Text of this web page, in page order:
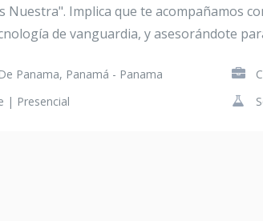
Nuestra". Implica que te acompañamos
de vanguardia, y asesorándote
Panama, Panamá - Panama
| Presencial